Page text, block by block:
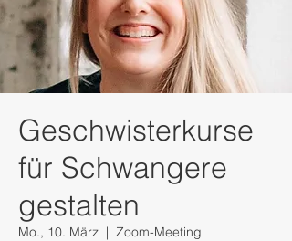
Geschwisterkurse
für Schwangere
gestalten
Mo., 10. März
  |
Zoom-Meeting